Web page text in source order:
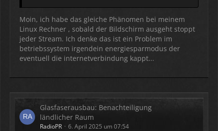
Moin, ich habe das gleiche Phänomen bei meinem
Linux Rechner , sobald der Bildschirm ausgeht stoppt
jeder Stream. Ich denke das ist ein Problem im
betriebssystem irgendein energiesparmodus der
eventuell die internetverbindung kappt...
Glasfaserausbau: Benachteiligung
ländlicher Raum
RadioPR 6. April 2025 um 07:54